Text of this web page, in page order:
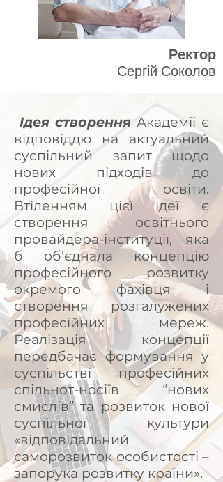
Ректор
Сергій Соколов
Ідея створення Академії є
відповіддю на актуальний
суспільний запит щодо
нових підходів до
професійної освіти.
Втіленням цієї ідеї є
створення освітнього
провайдера-інституції, яка
б об’єднала концепцію
професійного розвитку
окремого фахівця і
створення розгалужених
професійних мереж.
Реалізація концепції
передбачає формування у
суспільстві професійних
спільнот-носіїв “нових
смислів” та розвиток нової
суспільної культури
«відповідальний
саморозвиток особистості –
запорука розвитку країни».